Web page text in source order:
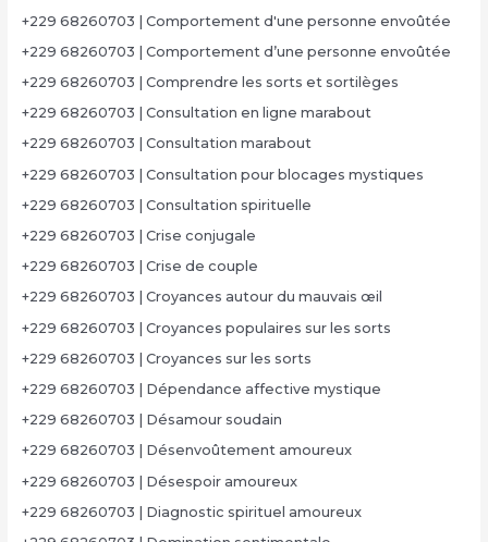
+229 68260703 | Comportement d'une personne envoûtée
+229 68260703 | Comportement d’une personne envoûtée
+229 68260703 | Comprendre les sorts et sortilèges
+229 68260703 | Consultation en ligne marabout
+229 68260703 | Consultation marabout
+229 68260703 | Consultation pour blocages mystiques
+229 68260703 | Consultation spirituelle
+229 68260703 | Crise conjugale
+229 68260703 | Crise de couple
+229 68260703 | Croyances autour du mauvais œil
+229 68260703 | Croyances populaires sur les sorts
+229 68260703 | Croyances sur les sorts
+229 68260703 | Dépendance affective mystique
+229 68260703 | Désamour soudain
+229 68260703 | Désenvoûtement amoureux
+229 68260703 | Désespoir amoureux
+229 68260703 | Diagnostic spirituel amoureux